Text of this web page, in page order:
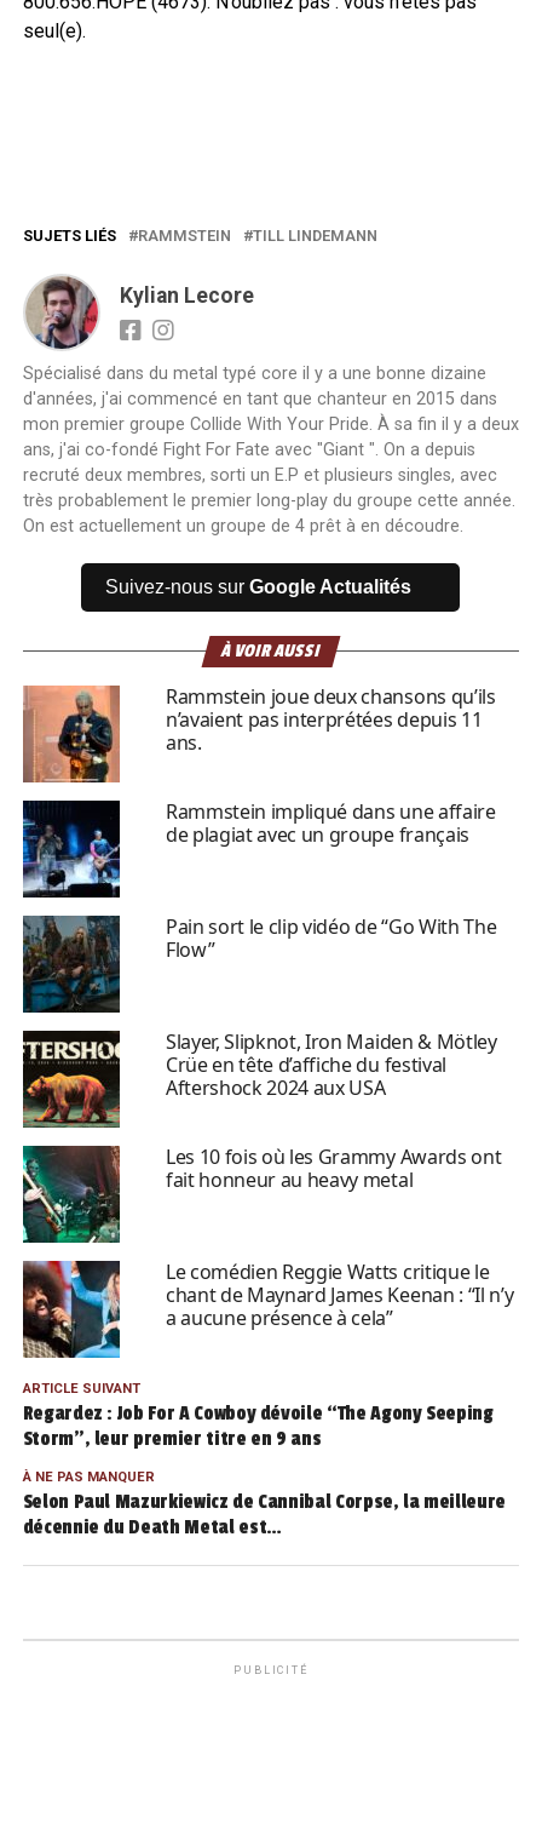
seul(e).
SUJETS LIÉS RAMMSTEIN TILL LINDEMANN
Kylian Lecore
Spécialisé dans du metal typé core il y a une bonne dizaine
d'années, j'ai commencé en tant que chanteur en 2015 dans
mon premier groupe Collide With Your Pride. À sa fin il y a deux
ans, j'ai co-fondé Fight For Fate avec "Giant ". On a depuis
recruté deux membres, sorti un E.P et plusieurs singles, avec
très probablement le premier long-play du groupe cette année.
On est actuellement un groupe de 4 prêt à en découdre.
Suivez-nous surGoogle Actualités
À VOIR AUSSI
Rammstein joue deux chansons qu’ils
n’avaient pas interprétées depuis 11
ans.
Rammstein impliqué dans une affaire
de plagiat avec un groupe français
Pain sort le clip vidéo de “Go With The
Flow”
Slayer, Slipknot, Iron Maiden & Mötley
Crüe en tête d’affiche du festival
Aftershock 2024 aux USA
Les 10 fois où les Grammy Awards ont
fait honneur au heavy metal
Le comédien Reggie Watts critique le
chant de Maynard James Keenan : “Il n’y
a aucune présence à cela”
ARTICLE SUIVANT
Regardez : Job For A Cowboy dévoile “The Agony Seeping
Storm”, leur premier titre en 9 ans
À NE PAS MANQUER
Selon Paul Mazurkiewicz de Cannibal Corpse, la meilleure
décennie du Death Metal est…
PUBLICITÉ